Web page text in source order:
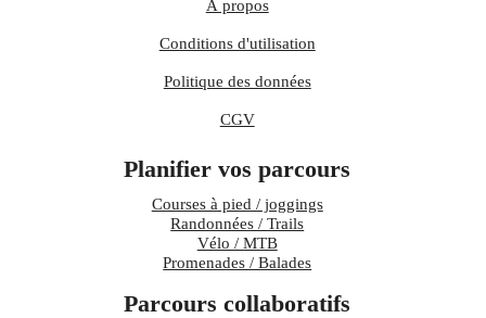
À propos
Conditions d'utilisation
Politique des données
CGV
Planifier vos parcours
Courses à pied / joggings
Randonnées / Trails
Vélo / MTB
Promenades / Balades
Parcours collaboratifs